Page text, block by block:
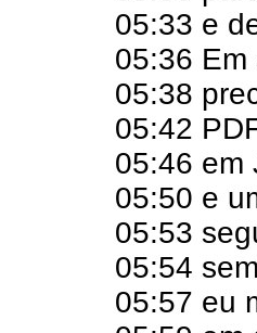
05:33 e
05:36 Em
05:38
05:42
05:46 em
05:50 e
05:53
05:54
05:57 eu